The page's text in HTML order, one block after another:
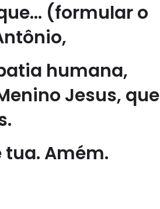
(formular o
humana,
Jesus, que
Amém.